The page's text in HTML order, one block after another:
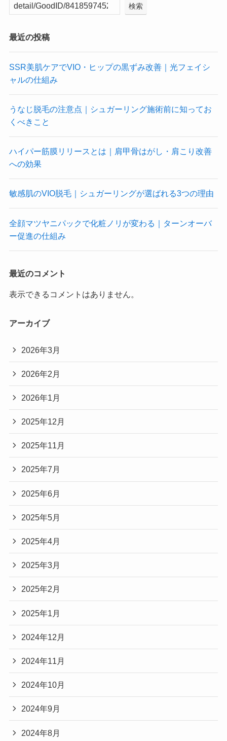
検索
最近の投稿
SSR美肌ケアでVIO・ヒップの黒ずみ改善｜光フェイシ
ャルの仕組み
うなじ脱毛の注意点｜シュガーリング施術前に知ってお
くべきこと
ハイパー筋膜リリースとは｜肩甲骨はがし・肩こり改善
への効果
敏感肌のVIO脱毛｜シュガーリングが選ばれる3つの理由
全顔マツヤニパックで化粧ノリが変わる｜ターンオーバ
ー促進の仕組み
最近のコメント
表示できるコメントはありません。
アーカイブ
2026年3月
2026年2月
2026年1月
2025年12月
2025年11月
2025年7月
2025年6月
2025年5月
2025年4月
2025年3月
2025年2月
2025年1月
2024年12月
2024年11月
2024年10月
2024年9月
2024年8月